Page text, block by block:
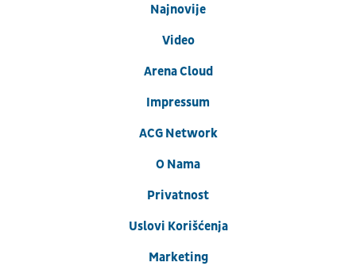
Najnovije
Video
Arena Cloud
Impressum
ACG Network
O Nama
Privatnost
Uslovi Korišćenja
Marketing